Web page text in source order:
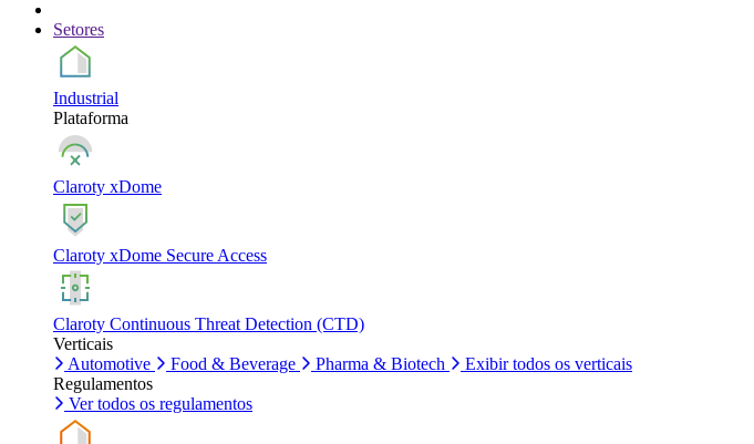
Setores
Industrial
Plataforma
Claroty xDome
Claroty xDome Secure Access
Claroty Continuous Threat Detection (CTD)
Verticais
Automotive
Food & Beverage Pharma & Biotech
Exibir todos os verticais
Regulamentos
Ver todos os regulamentos